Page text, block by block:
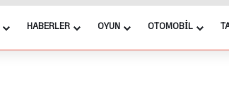
HABERLER OYUN OTOMOBIL